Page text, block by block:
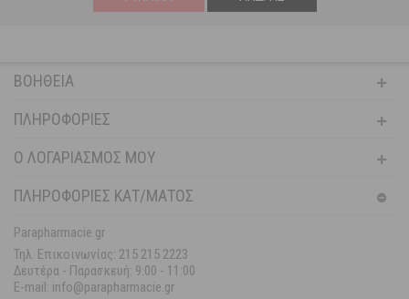
ΒΟΉΘΕΙΑ
ΠΛΗΡΟΦΟΡΊΕΣ
Ο ΛΟΓΑΡΙΑΣΜΌΣ ΜΟΥ
ΠΛΗΡΟΦΟΡΙΕΣ ΚΑΤ/ΜΑΤΟΣ
Parapharmacie.gr
Τηλ. Επικοινωνίας: 215 215 2223
Δευτέρα - Παρασκευή: 9:00 - 11:00
E-mail: info@parapharmacie.gr